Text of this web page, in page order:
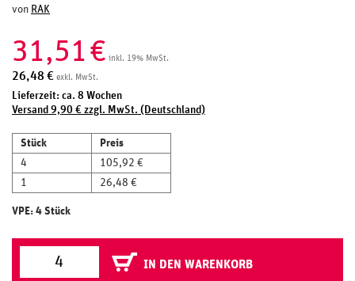
von RAK
31,51€ inkl. 19% MwSt.
26,48 € exkl. MwSt.
Lieferzeit: ca. 8 Wochen
Versand 9,90 € zzgl. MwSt. (Deutschland)
Stück
Preis
4
105,92 €
1
26,48 €
VPE: 4 Stück
IN DEN WARENKORB